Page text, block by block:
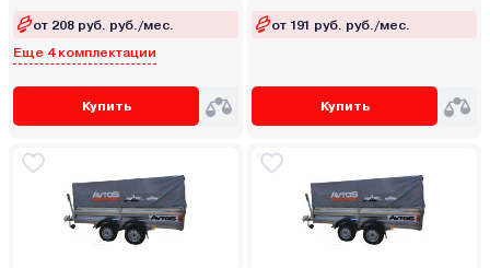
от 208 руб. руб./мес.
Еще 4 комплектации
Купить
от 191 руб. руб./мес.
Купить